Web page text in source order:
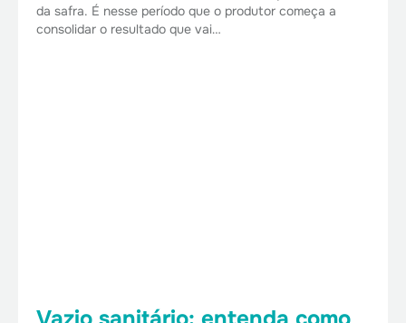
da safra. É nesse período que o produtor começa a
consolidar o resultado que vai…